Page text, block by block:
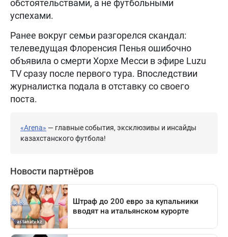
обстоятельствами, а не футбольными
успехами.
Ранее вокруг семьи разгорелся скандал:
телеведущая Флоренсия Пенья ошибочно
объявила о смерти Хорхе Месси в эфире Luzu
TV сразу после первого тура. Впоследствии
журналистка подала в отставку со своего
поста.
«Arena» — главные события, эксклюзивы и инсайды
казахстанского футбола!